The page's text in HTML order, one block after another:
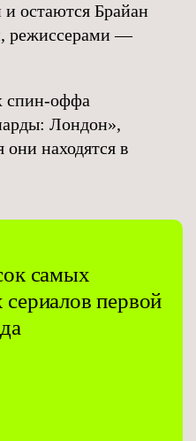
остаются Брайан
режиссерами —
спин-оффа
Лондон»,
находятся в
самых
первой